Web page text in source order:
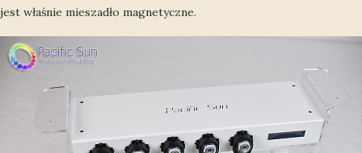
jest właśnie mieszadło magnetyczne.